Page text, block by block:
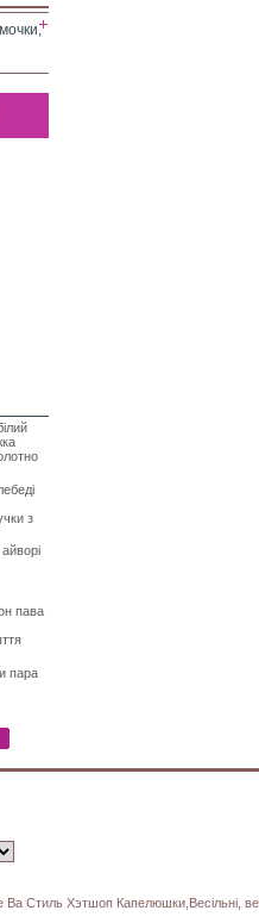
з
пава
пара
Стиль Хэтшоп Капелюшки,Весільні,